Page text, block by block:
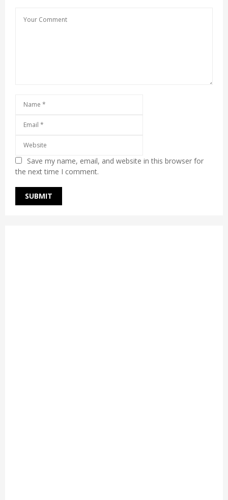
Save my name, email, and website in this browser for
the next time I comment.